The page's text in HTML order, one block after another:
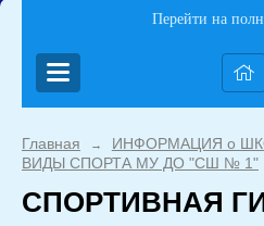
Перейти на
Главная → ИНФОРМАЦИЯ о
ВИДЫ СПОРТА МУ ДО "СШ № 1"
СПОРТИВНАЯ